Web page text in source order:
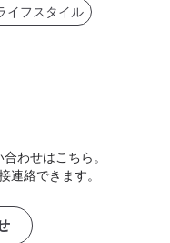
イフスタイル
わせはこちら。
連絡できます。